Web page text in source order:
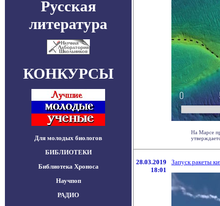
Русская
литература
КОНКУРСЫ
Для молодых биологов
БИБЛИОТЕКИ
Библиотека Хроноса
Научпоп
РАДИО
На Марсе
28.03.2019
18:01
Запуск ракеты